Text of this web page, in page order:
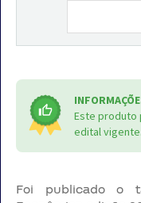
Este produto
edital vigente.
Foi publicado o